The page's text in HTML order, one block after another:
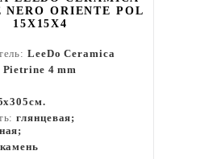
NERO ORIENTE POL
15X15X4
LeeDo Ceramica
Pietrine 4 mm
глянцевая;
камень